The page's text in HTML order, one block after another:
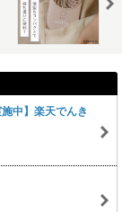
中】楽天でんき